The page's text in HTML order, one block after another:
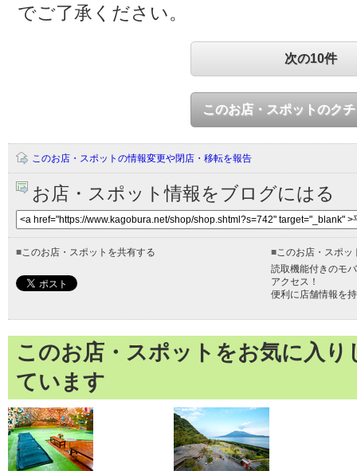
でご了承ください。
次の10件
このお店・スポットのク
このお店・スポットの情報変更や閉店・移転を報告
お店・スポット情報をブログにはる
■このお店・スポットを共有する ■このお店・スポッ
読取機能付きのモ
アクセス！
便利に店舗情報を
このお店・スポットをお気に入
ています